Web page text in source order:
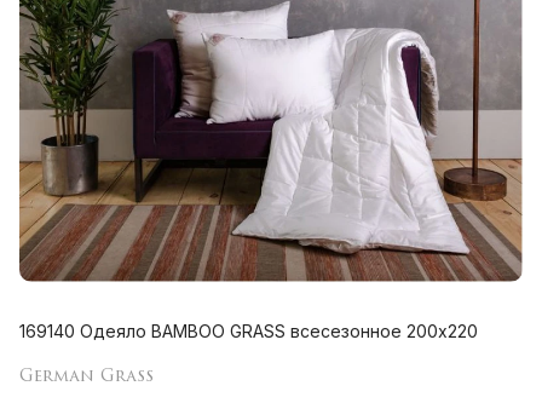
169140 Одеяло BAMBOO GRASS всесезонное 200х220
German Grass